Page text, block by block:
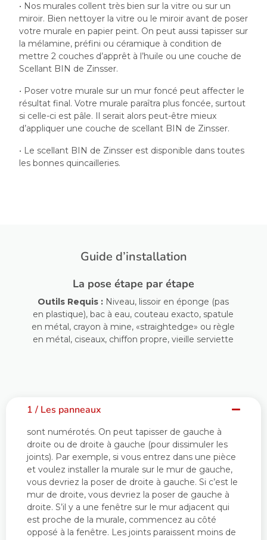
• Nos murales collent très bien sur la vitre ou sur un
miroir. Bien nettoyer la vitre ou le miroir avant de poser
votre murale en papier peint. On peut aussi tapisser sur
la mélamine, préfini ou céramique à condition de
mettre 2 couches d’apprêt à l’huile ou une couche de
Scellant BIN de Zinsser.
• Poser votre murale sur un mur foncé peut affecter le
résultat final. Votre murale paraîtra plus foncée, surtout
si celle-ci est pâle. Il serait alors peut-être mieux
d’appliquer une couche de scellant BIN de Zinsser.
• Le scellant BIN de Zinsser est disponible dans toutes
les bonnes quincailleries.
Guide d’installation
La pose étape par étape
Outils Requis : Niveau, lissoir en éponge (pas
en plastique), bac à eau, couteau exacto, spatule
en métal, crayon à mine, «straightedge» ou règle
en métal, ciseaux, chiffon propre, vieille serviette
1 / Les panneaux
sont numérotés. On peut tapisser de gauche à
droite ou de droite à gauche (pour dissimuler les
joints). Par exemple, si vous entrez dans une pièce
et voulez installer la murale sur le mur de gauche,
vous devriez la poser de droite à gauche. Si c’est le
mur de droite, vous devriez la poser de gauche à
droite. S’il y a une fenêtre sur le mur adjacent qui
est proche de la murale, commencez au côté
opposé à la fenêtre. Les joints paraissent moins de